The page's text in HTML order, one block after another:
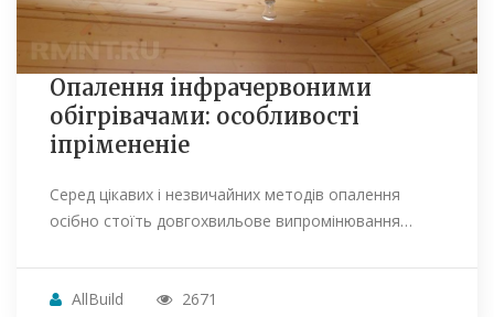
Опалення інфрачервоними
обігрівачами: особливості
іпрімененіе
Серед цікавих і незвичайних методів опалення
осібно стоїть довгохвильове випромінювання…
AllBuild 2671